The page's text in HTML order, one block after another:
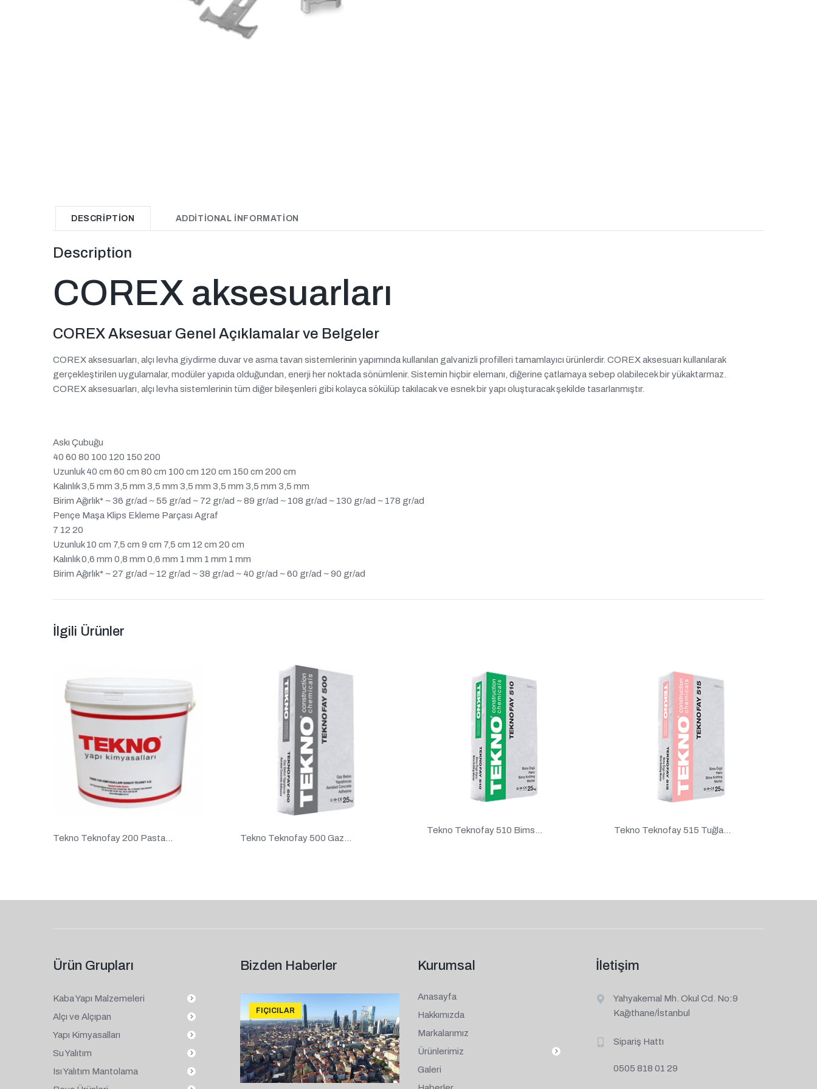
DESCRIPTION ADDITIONAL INFORMATION
Description
COREX aksesuarları
COREX Aksesuar Genel Açıklamalar ve Belgeler
COREX aksesuarları, alçı levha giydirme duvar ve asma tavan sistemlerinin yapımında kullanılan galvanizli profilleri tamamlayıcı ürünlerdir. COREX aksesuarı kullanılarak
gerçekleştirilen uygulamalar, modüler yapıda olduğundan, enerji her noktada sönümlenir. Sistemin hiçbir elemanı, diğerine çatlamaya sebep olabilecek bir yükaktarmaz.
COREX aksesuarları, alçı levha sistemlerinin tüm diğer bileşenleri gibi kolayca sökülüp takılacak ve esnek bir yapı oluşturacak şekilde tasarlanmıştır.
Askı Çubuğu
40 60 80 100 120 150 200
Uzunluk 40 cm 60 cm 80 cm 100 cm 120 cm 150 cm 200 cm
Kalınlık 3,5 mm 3,5 mm 3,5 mm 3,5 mm 3,5 mm 3,5 mm 3,5 mm
Birim Ağırlık* ~ 36 gr/ad ~ 55 gr/ad ~ 72 gr/ad ~ 89 gr/ad ~ 108 gr/ad ~ 130 gr/ad ~ 178 gr/ad
Pençe Maşa Klips Ekleme Parçası Agraf
7 12 20
Uzunluk 10 cm 7,5 cm 9 cm 7,5 cm 12 cm 20 cm
Kalınlık 0,6 mm 0,8 mm 0,6 mm 1 mm 1 mm 1 mm
Birim Ağırlık* ~ 27 gr/ad ~ 12 gr/ad ~ 38 gr/ad ~ 40 gr/ad ~ 60 gr/ad ~ 90 gr/ad
İlgili Ürünler
Tekno Teknofay 200 Pasta... Tekno Teknofay 500 Gaz...
Tekno Teknofay 510 Bims... Tekno Teknofay 515 Tuğla...
Ürün Grupları
Kaba Yapı Malzemeleri
Alçı ve Alçıpan
Yapı Kimyasalları
Su Yalıtım
Isı Yalıtım Mantolama
Bizden Haberler
FIÇICILAR
Kurumsal
Anasayfa
Hakkımızda
Markalarımız
Ürünlerimiz
Galeri
İletişim
Yahyakemal Mh. Okul Cd. No:9
Kağıthane/İstanbul
Sipariş Hattı
0505 818 01 29